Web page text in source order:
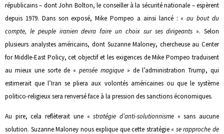
républicains – dont John Bolton, le conseiller à la sécurité nationale – espèrent
depuis 1979. Dans son exposé, Mike Pompeo a ainsi lancé : «au bout du
compte, le peuple iranien devra faire un choix sur ses dirigeants ». Selon
plusieurs analystes américains, dont Suzanne Maloney, chercheuse au Center
for Middle-East Policy, cet objectif et les exigences de Mike Pompeo traduisent
au mieux une sorte de « pensée magique» de l’administration Trump, qui
estimerait que l’Iran se pliera aux volontés américaines ou que le système
politico-religieux sera renversé face à la pression des sanctions économiques.
Au pire, cela reflèterait une «stratégie d’anti-solutionnisme» sans aucune
solution. Suzanne Maloney nous explique que cette stratégie « se rapproche de